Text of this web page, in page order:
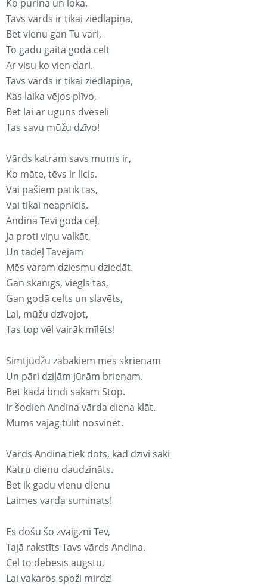
Ko purina un loka.
Tavs vārds ir tikai ziedlapiņa,
Bet vienu gan Tu vari,
To gadu gaitā godā celt
Ar visu ko vien dari.
Tavs vārds ir tikai ziedlapiņa,
Kas laika vējos plīvo,
Bet lai ar uguns dvēseli
Tas savu mūžu dzīvo!
Vārds katram savs mums ir,
Ko māte, tēvs ir licis.
Vai pašiem patīk tas,
Vai tikai neapnicis.
Andina Tevi godā ceļ,
Ja proti viņu valkāt,
Un tādēļ Tavējam
Mēs varam dziesmu dziedāt.
Gan skanīgs, viegls tas,
Gan godā celts un slavēts,
Lai, mūžu dzīvojot,
Tas top vēl vairāk mīlēts!
Simtjūdžu zābakiem mēs skrienam
Un pāri dziļām jūrām brienam.
Bet kādā brīdi sakam Stop.
Ir šodien Andina vārda diena klāt.
Mums vajag tūlīt nosvinēt.
Vārds Andina tiek dots, kad dzīvi sāki
Katru dienu daudzināts.
Bet ik gadu vienu dienu
Laimes vārdā sumināts!
Es došu šo zvaigzni Tev,
Tajā rakstīts Tavs vārds Andina.
Cel to debesīs augstu,
Lai vakaros spoži mirdz!